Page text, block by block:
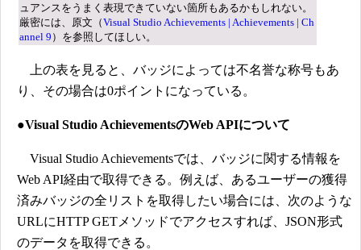
ュアンスをうまく表現できていない箇所もあるかもしれない。
厳密には、原文（Visual Studio Achievements | Achievements | Ch
annel 9 ）を参照してほしい。
上の表を見ると、バッジによっては不名誉な称号もあ
り、その場合は0ポイントになっている。
●Visual Studio AchievementsのWeb APIについて
Visual Studio Achievementsでは、バッジに関する情報を
Web API経由で取得できる。例えば、あるユーザーの獲得
済みバッジの全リストを取得したい場合には、次のような
URLにHTTP GETメソッドでアクセスすれば、JSON形式
のデータを取得できる。